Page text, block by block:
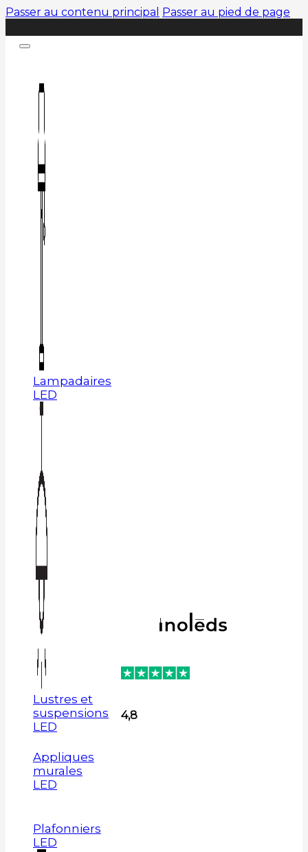
Passer au contenu principal Passer au pied de page
Lampadaires
LED
Lustres et
suspensions
LED
Appliques
murales
LED
Plafonniers
LED
4,8